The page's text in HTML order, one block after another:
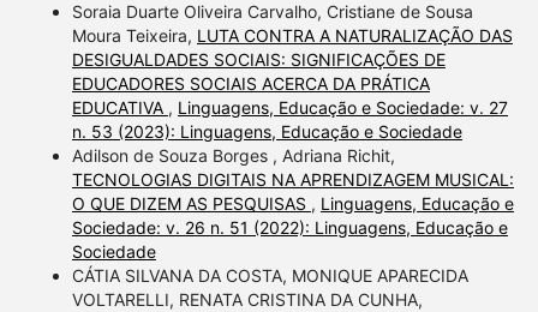
Soraia Duarte Oliveira Carvalho, Cristiane de Sousa
Moura Teixeira, LUTA CONTRA A NATURALIZAÇÃO DAS
DESIGUALDADES SOCIAIS: SIGNIFICAÇÕES DE
EDUCADORES SOCIAIS ACERCA DA PRÁTICA
EDUCATIVA , Linguagens, Educação e Sociedade: v. 27
n. 53 (2023): Linguagens, Educação e Sociedade
Adilson de Souza Borges , Adriana Richit,
TECNOLOGIAS DIGITAIS NA APRENDIZAGEM MUSICAL:
O QUE DIZEM AS PESQUISAS , Linguagens, Educação e
Sociedade: v. 26 n. 51 (2022): Linguagens, Educação e
Sociedade
CÁTIA SILVANA DA COSTA, MONIQUE APARECIDA
VOLTARELLI, RENATA CRISTINA DA CUNHA,